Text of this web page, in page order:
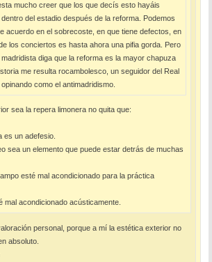
mucho creer que los que decís esto hayáis
del estadio después de la reforma. Podemos
acuerdo en el sobrecoste, en que tiene defectos, en
los conciertos es hasta ahora una pifia gorda. Pero
madridista diga que la reforma es la mayor chapuza
me resulta rocambolesco, un seguidor del Real
como el antimadridismo.
sea la repera limonera no quita que:
es un adefesio.
sea un elemento que puede estar detrás de muchas
esté mal acondicionado para la práctica
mal acondicionado acústicamente.
personal, porque a mí la estética exterior no
absoluto.